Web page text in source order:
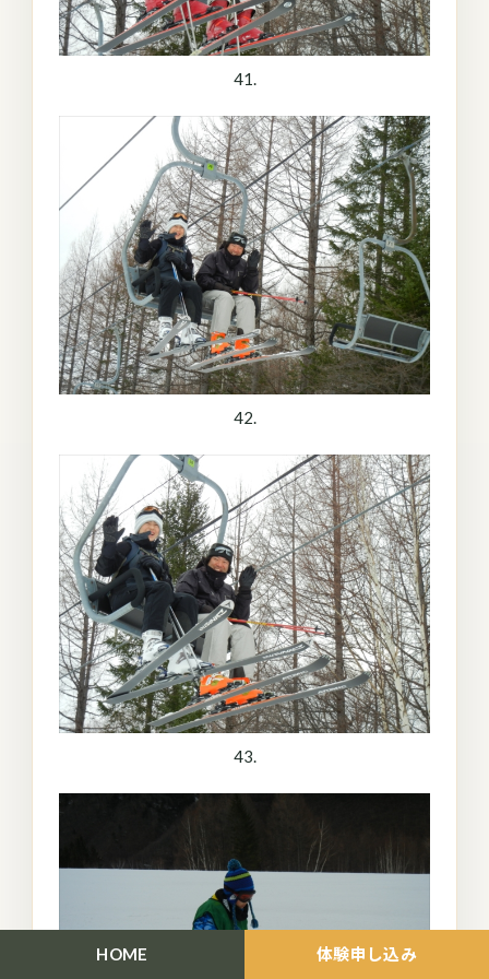
41.
42.
43.
HOME 体験申し込み